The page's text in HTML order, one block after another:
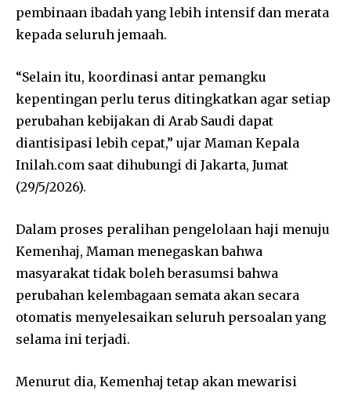
pembinaan ibadah yang lebih intensif dan merata
kepada seluruh jemaah.
“Selain itu, koordinasi antar pemangku
kepentingan perlu terus ditingkatkan agar setiap
perubahan kebijakan di Arab Saudi dapat
diantisipasi lebih cepat,” ujar Maman Kepala
Inilah.com saat dihubungi di Jakarta, Jumat
(29/5/2026).
Dalam proses peralihan pengelolaan haji menuju
Kemenhaj, Maman menegaskan bahwa
masyarakat tidak boleh berasumsi bahwa
perubahan kelembagaan semata akan secara
otomatis menyelesaikan seluruh persoalan yang
selama ini terjadi.
Menurut dia, Kemenhaj tetap akan mewarisi